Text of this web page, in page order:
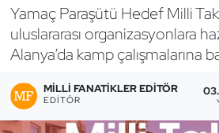
Yamaç Paraşütü Hedef Milli
uluslararası organizasyonlara
Alanya’da kamp çalışmalarına
MILLI FANATIKLER EDITÖR
EDITÖR
Bocce Bowling Dart